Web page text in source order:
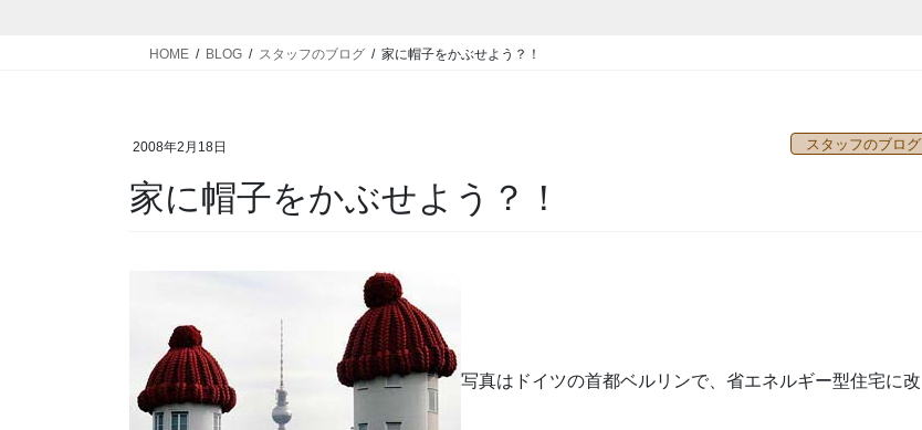
HOME BLOG スタッフのブログ 家に帽子をかぶせよう？！
2008年2月18日 スタッフのブログ
家に帽子をかぶせよう？！
写真はドイツの首都ベルリンで、省エネルギー型住宅に改